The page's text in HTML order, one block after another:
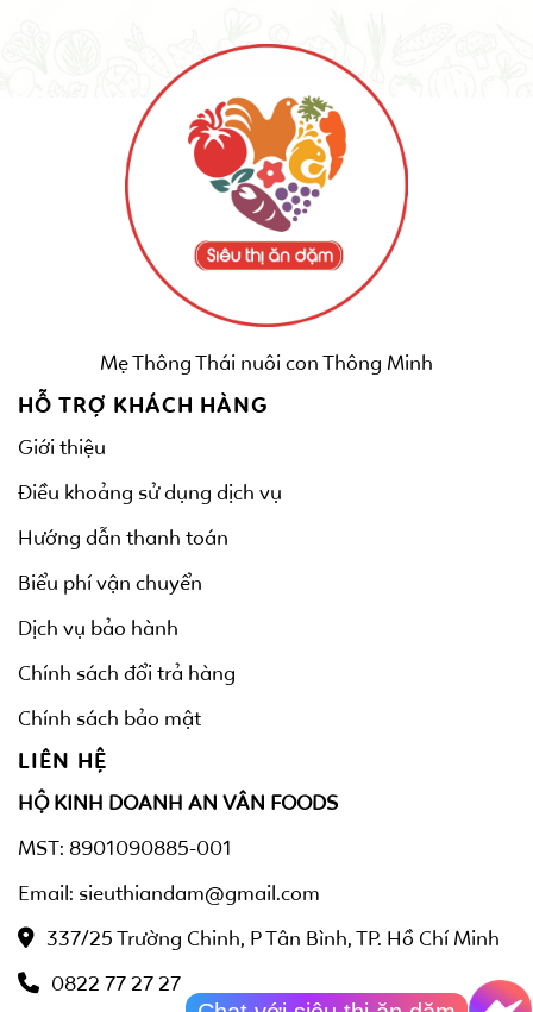
Mẹ Thông Thái nuôi con Thông Minh
HỖ TRỢ KHÁCH HÀNG
Giới thiệu
Điều khoảng sử dụng dịch vụ
Hướng dẫn thanh toán
Biểu phí vận chuyển
Dịch vụ bảo hành
Chính sách đổi trả hàng
Chính sách bảo mật
LIÊN HỆ
HỘ KINH DOANH AN VÂN FOODS
MST: 8901090885-001
Email: sieuthiandam@gmail.com
337/25 Trường Chinh, P Tân Bình, TP. Hồ Chí Minh
0822 77 27 27